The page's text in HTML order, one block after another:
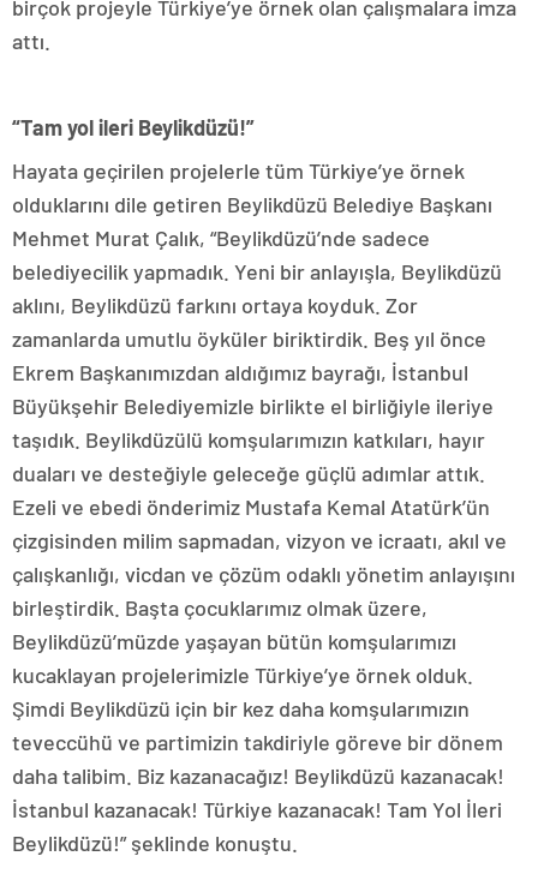
birçok projeyle Türkiye’ye örnek olan çalışmalara imza
attı.
“Tam yol ileri Beylikdüzü!”
Hayata geçirilen projelerle tüm Türkiye’ye örnek
olduklarını dile getiren Beylikdüzü Belediye Başkanı
Mehmet Murat Çalık, “Beylikdüzü’nde sadece
belediyecilik yapmadık. Yeni bir anlayışla, Beylikdüzü
aklını, Beylikdüzü farkını ortaya koyduk. Zor
zamanlarda umutlu öyküler biriktirdik. Beş yıl önce
Ekrem Başkanımızdan aldığımız bayrağı, İstanbul
Büyükşehir Belediyemizle birlikte el birliğiyle ileriye
taşıdık. Beylikdüzülü komşularımızın katkıları, hayır
duaları ve desteğiyle geleceğe güçlü adımlar attık.
Ezeli ve ebedi önderimiz Mustafa Kemal Atatürk’ün
çizgisinden milim sapmadan, vizyon ve icraatı, akıl ve
çalışkanlığı, vicdan ve çözüm odaklı yönetim anlayışını
birleştirdik. Başta çocuklarımız olmak üzere,
Beylikdüzü’müzde yaşayan bütün komşularımızı
kucaklayan projelerimizle Türkiye’ye örnek olduk.
Şimdi Beylikdüzü için bir kez daha komşularımızın
teveccühü ve partimizin takdiriyle göreve bir dönem
daha talibim. Biz kazanacağız! Beylikdüzü kazanacak!
İstanbul kazanacak! Türkiye kazanacak! Tam Yol İleri
Beylikdüzü!” şeklinde konuştu.